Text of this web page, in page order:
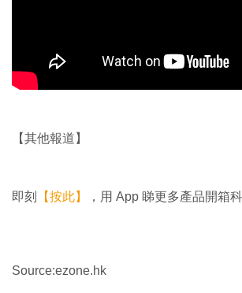
【其他報道】
即刻 【按此】 ，用 App 睇更多產品開箱
Source:ezone.hk